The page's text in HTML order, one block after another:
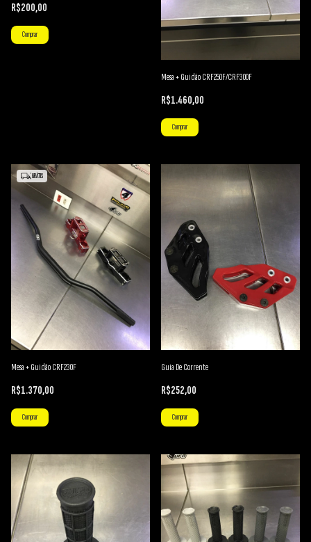
R$200,00
Comprar
Mesa + Guidão CRF250F/CRF300F
R$1.460,00
Comprar
GRÁTIS
Mesa + Guidão CRF230F
R$1.370,00
Comprar
Guia De Corrente
R$252,00
Comprar